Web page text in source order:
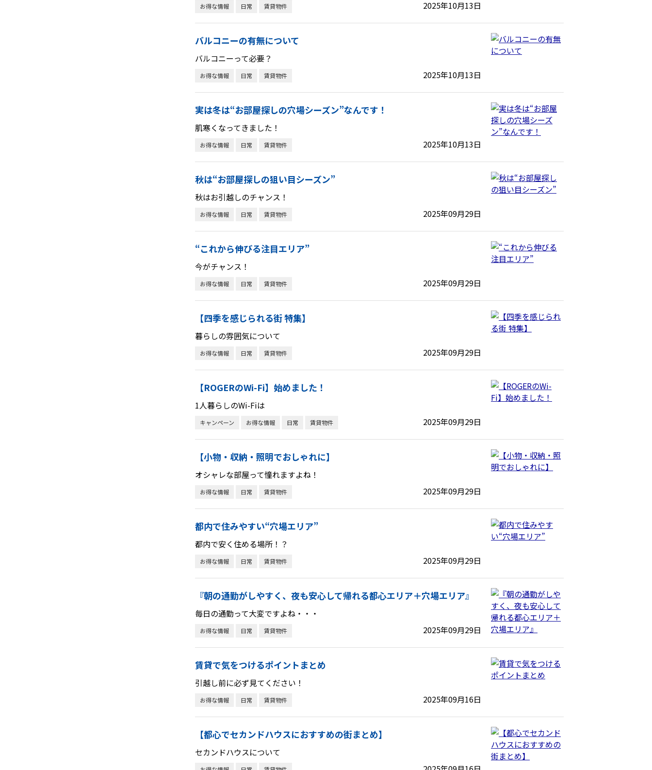
お得な情報 日常 賃貸物件 2025年10月13日
バルコニーの有無について
バルコニーって必要？
お得な情報 日常 賃貸物件 2025年10月13日
実は冬は“お部屋探しの穴場シーズン”なんです！
肌寒くなってきました！
お得な情報 日常 賃貸物件 2025年10月13日
秋は“お部屋探しの狙い目シーズン”
秋はお引越しのチャンス！
お得な情報 日常 賃貸物件 2025年09月29日
“これから伸びる注目エリア”
今がチャンス！
お得な情報 日常 賃貸物件 2025年09月29日
【四季を感じられる街 特集】
暮らしの雰囲気について
お得な情報 日常 賃貸物件 2025年09月29日
【ROGERのWi-Fi】始めました！
1人暮らしのWi-Fiは
キャンペーン お得な情報 日常 賃貸物件 2025年09月29日
【小物・収納・照明でおしゃれに】
オシャレな部屋って憧れますよね！
お得な情報 日常 賃貸物件 2025年09月29日
都内で住みやすい“穴場エリア”
都内で安く住める場所！？
お得な情報 日常 賃貸物件 2025年09月29日
『朝の通勤がしやすく、夜も安心して帰れる都心エリア＋穴場エリア』
毎日の通勤って大変ですよね・・・
お得な情報 日常 賃貸物件 2025年09月29日
賃貸で気をつけるポイントまとめ
引越し前に必ず見てください！
お得な情報 日常 賃貸物件 2025年09月16日
【都心でセカンドハウスにおすすめの街まとめ】
セカンドハウスについて